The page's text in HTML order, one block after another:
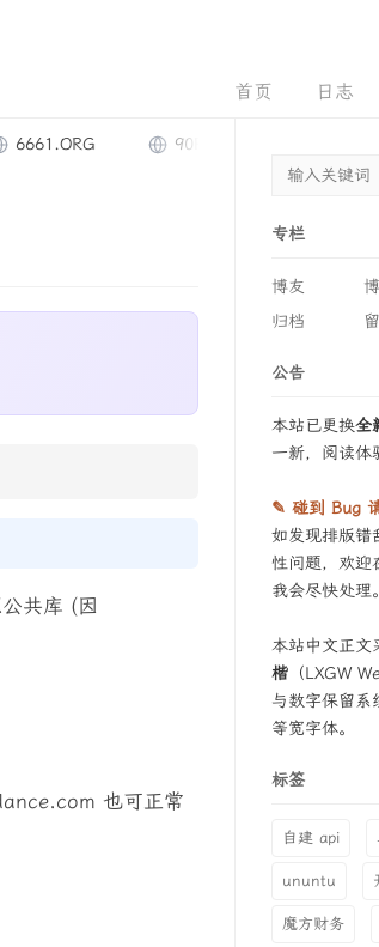
首页 日志
90RZ.COM
共库 (因
也可正常
专栏
博友
归档
公告
本站已更换全
一新，阅读体
✎ 碰到 Bug
如发现排版错
性问题，欢迎
我会尽快处理。
本站中文正文
楷 （LXGW
与数字保留系
等宽字体。
标签
自建 api
ununtu
魔方财务